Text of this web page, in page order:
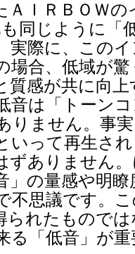
ＡＩＲＢＯＷ
同じように「
実際に、この
場合、低域が
質感が共に向
音は「トーン
りません。事
いって再生さ
ずありません
」の量感や明
不思議です。
られたもので
る「低音」が